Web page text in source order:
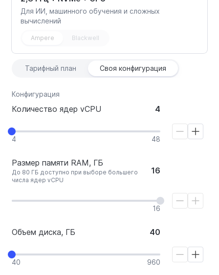
Для ИИ, машинного обучения и сложных
вычислений
Ampere Blackwell
Тарифный план Своя конфигурация
Конфигурация
Количество ядер vCPU 4
4 48
Размер памяти RAM, ГБ
До 80 ГБ доступно при выборе большего
числа ядер vCPU
16
16
Объем диска, ГБ 40
40 960